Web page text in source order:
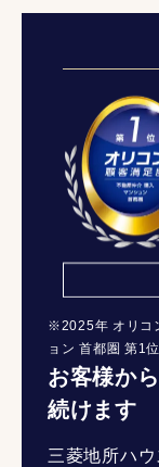
お客様か
続けます
三菱地所ハ
※2025年 オリコ
ョン 首都圏 第1位